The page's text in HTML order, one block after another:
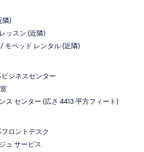
隣)
ッスン (近隣)
モペッド レンタル (近隣)
ジネスセンター
ス センター (広さ 4413 平方フィート)
ロントデスク
ュ サービス